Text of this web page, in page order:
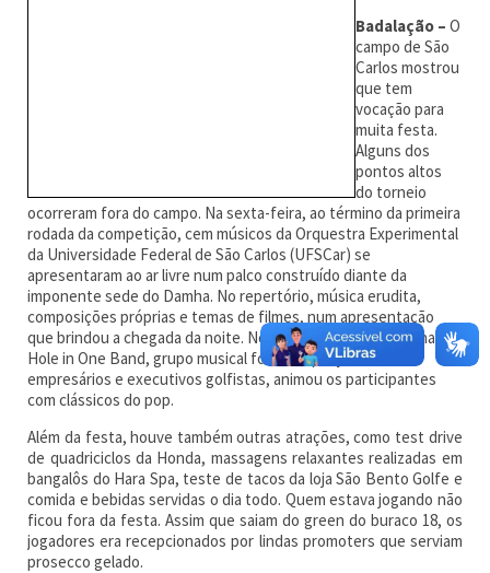
Badalação – O
campo de São
Carlos mostrou
que tem
vocação para
muita festa.
Alguns dos
pontos altos
do torneio
ocorreram fora do campo. Na sexta-feira, ao término da primeira
rodada da competição, cem músicos da Orquestra Experimental
da Universidade Federal de São Carlos (UFSCar) se
apresentaram ao ar livre num palco construído diante da
imponente sede do Damha. No repertório, música erudita,
composições próprias e temas de filmes, num apresentação
que brindou a chegada da noite. No dia seguinte, após a final, a
Hole in One Band, grupo musical formado por jovens
empresários e executivos golfistas, animou os participantes
com clássicos do pop.
Além da festa, houve também outras atrações, como test drive
de quadriciclos da Honda, massagens relaxantes realizadas em
bangalôs do Hara Spa, teste de tacos da loja São Bento Golfe e
comida e bebidas servidas o dia todo. Quem estava jogando não
ficou fora da festa. Assim que saiam do green do buraco 18, os
jogadores era recepcionados por lindas promoters que serviam
prosecco gelado.